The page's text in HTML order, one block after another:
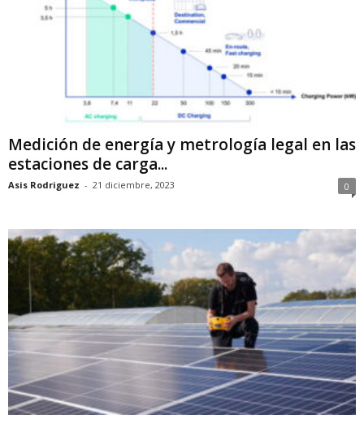
Medición de energía y metrología legal en las
estaciones de carga...
Asis Rodriguez - 21 diciembre, 2023 0